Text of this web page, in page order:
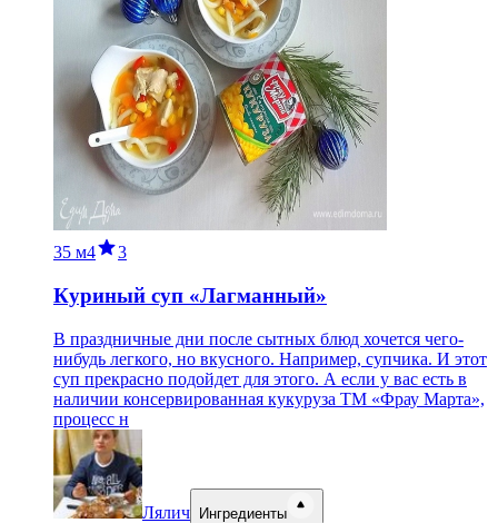
35 м4 3
Куриный суп «Лагманный»
В праздничные дни после сытных блюд хочется чего-
нибудь легкого, но вкусного. Например, супчика. И этот
суп прекрасно подойдет для этого. А если у вас есть в
наличии консервированная кукуруза ТМ «Фрау Марта»,
процесс н
Лялич Ингредиенты